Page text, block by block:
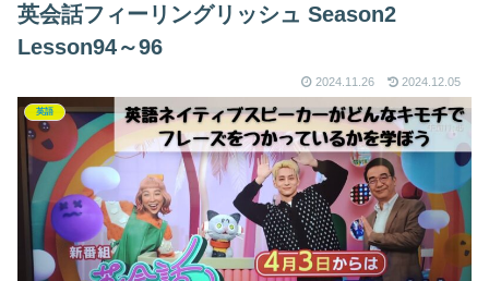
英会話フィーリングリッシュ Season2
Lesson94～96
2024.11.26 2024.12.05
英語